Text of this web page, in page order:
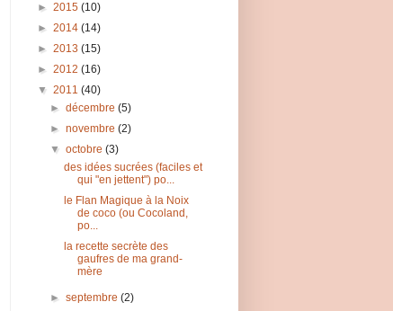
► 2015 (10)
► 2014 (14)
► 2013 (15)
► 2012 (16)
▼ 2011 (40)
►décembre(5)
►novembre(2)
▼octobre(3)
des idées sucrées (faciles et
qui "en jettent") po...
le Flan Magique à la Noix
de coco (ou Cocoland,
po...
la recette secrète des
gaufres de ma grand-
mère
►septembre(2)